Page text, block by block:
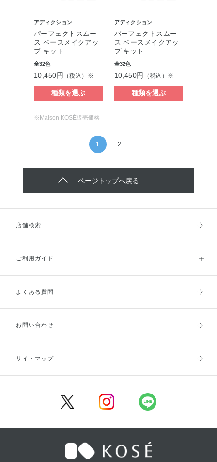
アディクション
パーフェクトスムー
ス ベースメイクアッ
プ キット
全32色
10,450円 （税込）※
種類を選ぶ
アディクション
パーフェクトスムー
ス ベースメイクアッ
プ キット
全32色
10,450円 （税込）※
種類を選ぶ
※Maison KOSÉ販売価格
1 2
ページトップへ戻る
店舗検索
ご利用ガイド
ご利用ガイドトップ
お支払方法
キャンセル・返品・交換
よくある質問
お問い合わせ
サイトマップ